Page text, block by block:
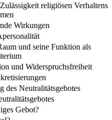
religiösen Verhaltens
Wirkungen
und seine Funktion als
und Widerspruchsfreiheit
des Neutralitätsgebotes
Gebot?